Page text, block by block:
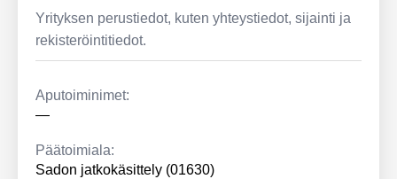
Yrityksen perustiedot, kuten yhteystiedot, sijainti ja
rekisteröintitiedot.
Aputoiminimet:
—
Päätoimiala:
Sadon jatkokäsittely (01630)